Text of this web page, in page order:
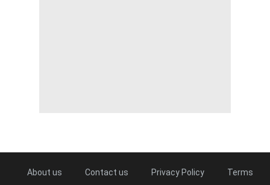
About us Contact us Privacy Policy Terms